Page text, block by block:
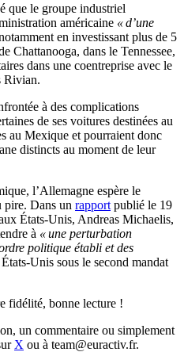
que le groupe industriel
américaine « d’une
en investissant plus de 5
Chattanooga, dans le Tennessee,
dans une coentreprise avec le
Rivian.
à des complications
de ses voitures destinées au
au Mexique et pourraient donc
distincts au moment de leur
l’Allemagne espère le
pire. Dans un rapport publié le 19
États-Unis, Andreas Michaelis,
à « une perturbation
politique établi et des
Unis sous le second mandat
fidélité, bonne lecture !
un commentaire ou simplement
X ou à team@euractiv.fr.